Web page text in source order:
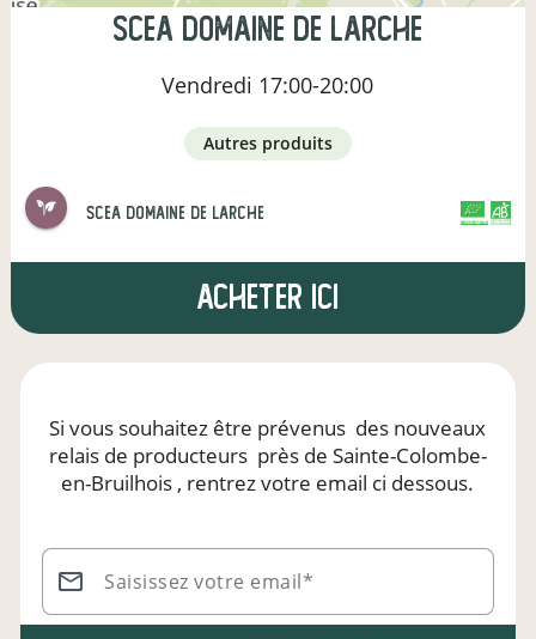
scea domaine de larche
Vendredi 17:00-20:00
autres produits
scea domaine de larche
Acheter ici
Si vous souhaitez être prévenus des nouveaux
relais de producteurs près de Sainte-Colombe-
en-Bruilhois , rentrez votre email ci dessous.
Saisissez votre email*